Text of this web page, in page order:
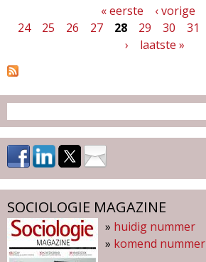
g
i
n
a
'
s
« eerste ‹ vorige
24
25 26 27 28 29 30 31
›
laatste »
SOCIOLOGIE MAGAZINE
» huidig nummer
» komend nummer